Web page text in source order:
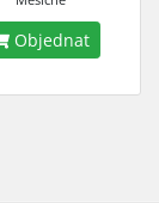
Objednat